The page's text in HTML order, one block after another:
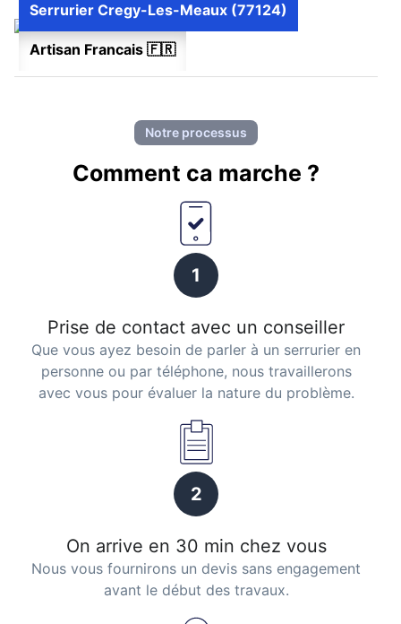
Artisan Francais 🇫🇷
Serrurier Cregy-Les-Meaux (77124)
Notre processus
Comment ca marche ?
1
Prise de contact avec un conseiller
Que vous ayez besoin de parler à un serrurier en
personne ou par téléphone, nous travaillerons
avec vous pour évaluer la nature du problème.
2
On arrive en 30 min chez vous
Nous vous fournirons un devis sans engagement
avant le début des travaux.